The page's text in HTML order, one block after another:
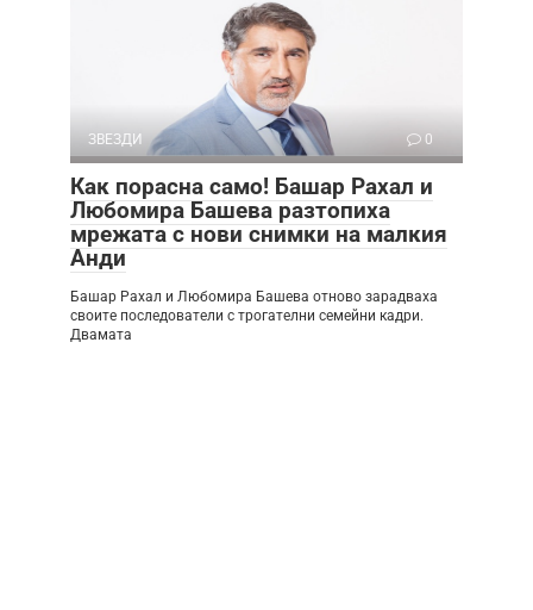
ЗВЕЗДИ 0
Как порасна само! Башар Рахал и
Любомира Башева разтопиха
мрежата с нови снимки на малкия
Анди
Башар Рахал и Любомира Башева отново зарадваха
своите последователи с трогателни семейни кадри.
Двамата